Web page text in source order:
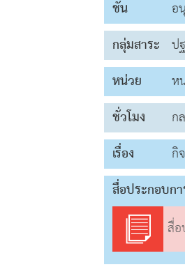
ชั้น
อ
กลุ่มสาระ ป
หน่วย
ห
ชั่วโมง
ก
เรื่อง
กิ
สื่อประกอบก
สื่อ